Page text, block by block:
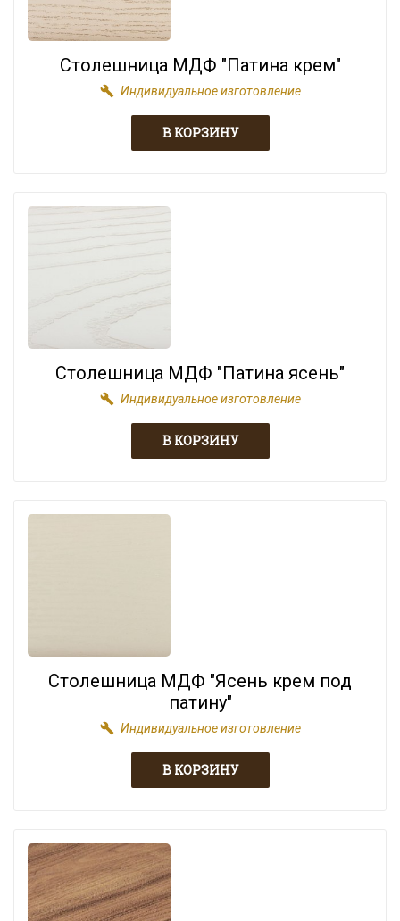
Столешница МДФ "Патина крем"
build Индивидуальное изготовление
Столешница МДФ "Патина ясень"
build Индивидуальное изготовление
Столешница МДФ "Ясень крем под
патину"
build Индивидуальное изготовление